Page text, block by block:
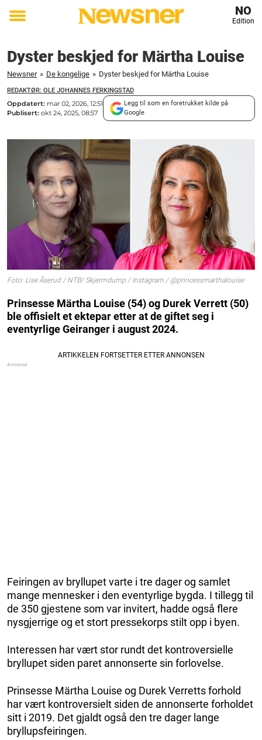
Toggle
NO
Edition
Dyster beskjed for Märtha Louise
Newsner » De kongelige » Dyster beskjed for Märtha Louise
REDAKTØR: OLE JOHANNES FERKINGSTAD
Oppdatert: mar 02, 2026, 12:51
Publisert: okt 24, 2025, 08:57
Legg til som en foretrukket kilde på
Google
Foto: Lise Åserud / NTB/ Skjermdump / Instagram / @princessmarthalouise
Prinsesse Märtha Louise (54) og Durek Verrett (50)
ble offisielt et ektepar etter at de giftet seg i
eventyrlige Geiranger i august 2024.
Feiringen av bryllupet varte i tre dager og samlet
mange mennesker i den eventyrlige bygda. I tillegg til
de 350 gjestene som var invitert, hadde også flere
nysgjerrige og et stort pressekorps stilt opp i byen.
Interessen har vært stor rundt det kontroversielle
bryllupet siden paret annonserte sin forlovelse.
Prinsesse Märtha Louise og Durek Verretts forhold
har vært kontroversielt siden de annonserte forholdet
sitt i 2019. Det gjaldt også den tre dager lange
bryllupsfeiringen.